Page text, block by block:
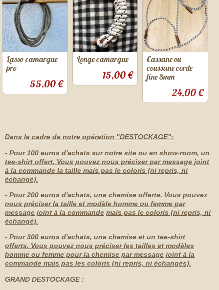
Lasso camargue
pro
55,00 €
Longe camargue
15,00 €
Cassane ou
coussane corde
fine 8mm
24,00 €
Dans le cadre de notre opération "DESTOCKAGE":
- Pour 100 euros d'achats sur notre site ou en show-room, un
tee-shirt offert. Vous pouvez nous préciser par message joint
à la commande la taille mais pas le coloris (ni repris, ni
échangé).
- Pour 200 euros d'achats, une chemise offerte. Vous pouvez
nous préciser la taille et modèle homme ou femme par
message joint à la commande mais pas le coloris (ni repris, ni
échangé).
- Pour 300 euros d'achats, une chemise et un tee-shirt
offerts. Vous pouvez nous préciser les tailles et modèles
homme ou femme pour la chemise par message joint à la
commande mais pas les coloris (ni repris, ni échangés).
GRAND DESTOCKAGE :